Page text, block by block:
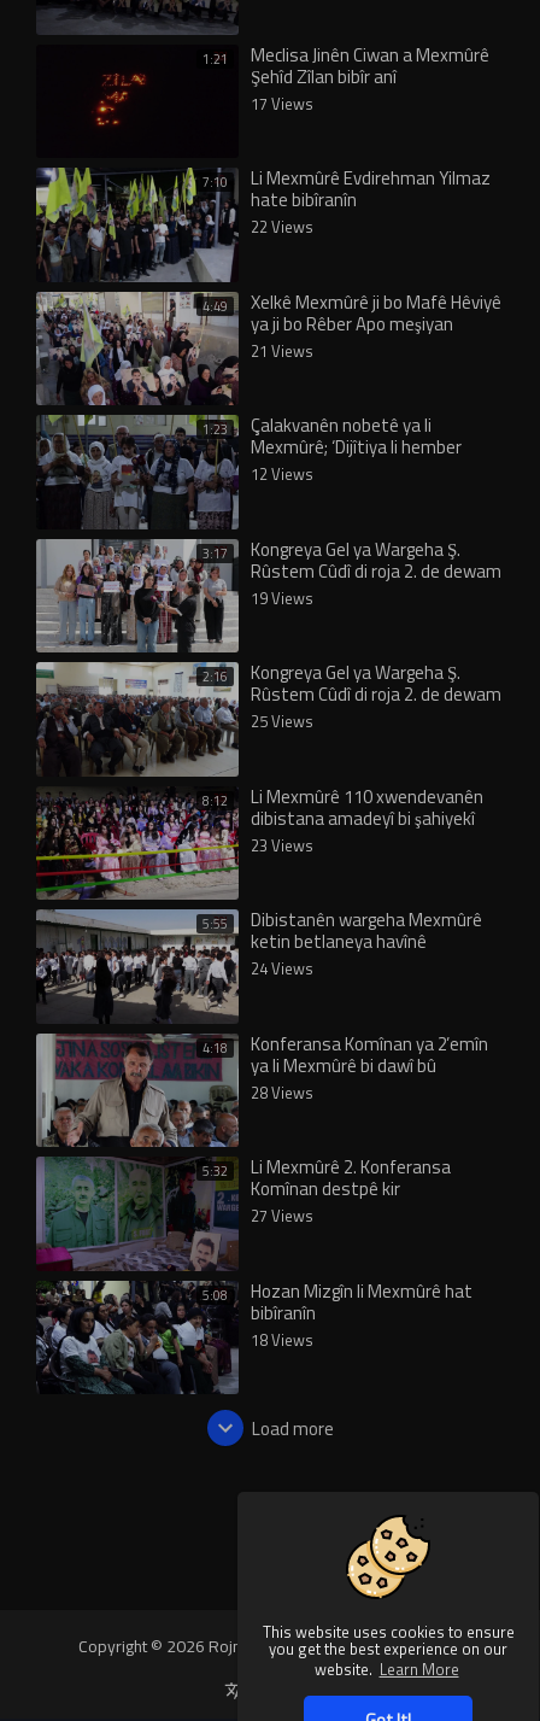
This website uses cookies to ensure
you get the best experience on our
website. Learn More
1:21 Meclisa Jinên Ciwan a Mexmûrê
Şehîd Zîlan bibîr anî
17 Views
7:10 Li Mexmûrê Evdirehman Yilmaz
hate bibîranîn
22 Views
4:49 Xelkê Mexmûrê ji bo Mafê Hêviyê
ya ji bo Rêber Apo meşiyan
21 Views
1:23 Çalakvanên nobetê ya li
Mexmûrê; ‘Dijîtiya li hember
Rêber Apo nayê qebûlkirin’
12 Views
3:17 Kongreya Gel ya Wargeha Ş.
Rûstem Cûdî di roja 2. de dewam
dike
19 Views
2:16 Kongreya Gel ya Wargeha Ş.
Rûstem Cûdî di roja 2. de dewam
dike
25 Views
8:12 Li Mexmûrê 110 xwendevanên
dibistana amadeyî bi şahiyekî
derçûn
23 Views
5:55 Dibistanên wargeha Mexmûrê
ketin betlaneya havînê
24 Views
4:18 Konferansa Komînan ya 2’emîn
ya li Mexmûrê bi dawî bû
28 Views
5:32 Li Mexmûrê 2. Konferansa
Komînan destpê kir
27 Views
5:08 Hozan Mizgîn li Mexmûrê hat
bibîranîn
18 Views
Load more
Copyright © 2026 Rojnews Video. All rights reserved.
Language